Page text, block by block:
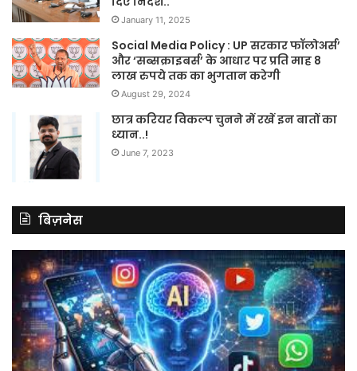
January 11, 2025
Social Media Policy : UP सरकार फॉलोअर्स’
और ‘सब्सक्राइबर्स’ के आधार पर प्रति माह 8
लाख रुपये तक का भुगतान करेगी
August 29, 2024
छात्र करियर विकल्प चुनने में रखें इन बातों का
ध्यान..!
June 7, 2023
बिज़नेस